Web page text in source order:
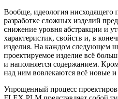
Вообще, идеология нисходящего
разработке сложных изделий
снижение уровня абстракции и
характеристик, свойств и, в
изделия. На каждом следующем
проектируемое изделие всё
и наполняется содержанием.
над ним вовлекаются всё новые
Упрощенный процесс